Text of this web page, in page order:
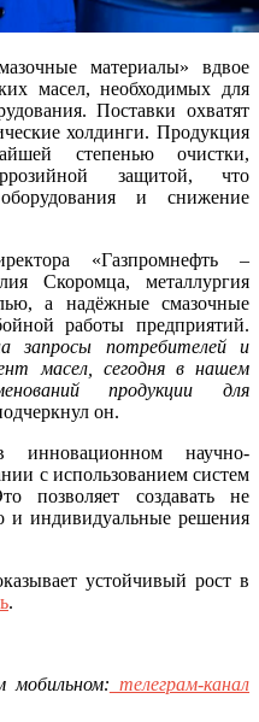
материалы» вдвое
масел, необходимых для
Поставки охватят
холдинги. Продукция
степенью очистки,
защитой, что
оборудования и снижение
«Газпромнефть –
Скоромца, металлургия
а надёжные смазочные
работы предприятий.
запросы потребителей и
масел, сегодня в нашем
продукции для
он.
инновационном научно-
с использованием систем
позволяет создавать не
и индивидуальные решения
устойчивый рост в
.
мобильном: телеграм-канал